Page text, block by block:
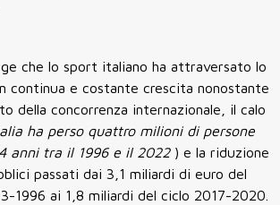
che lo sport italiano ha attraversato lo
continua e costante crescita nonostante
della concorrenza internazionale, il calo
ha perso quattro milioni di persone
anni tra il 1996 e il 2022 ) e la riduzione
passati dai 3,1 miliardi di euro del
1996 ai 1,8 miliardi del ciclo 2017-2020.